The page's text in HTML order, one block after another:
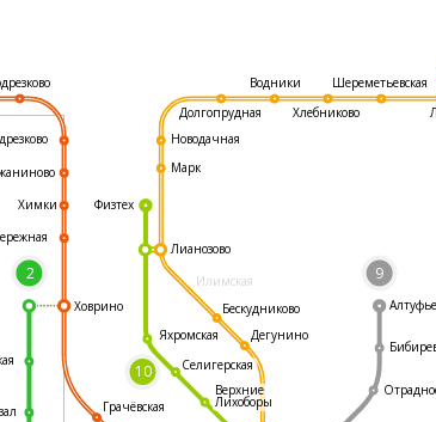
Илимская
2 9
10
Химки
Ховрино
Грачёвская
Дегунино
Бескудниково
Верхние
Лихоборы
Селигерская
Физтех
Яхромская
Марк
Лианозово
Новодачная
Долгопрудная
Водники
Хлебниково
Шереметьевская